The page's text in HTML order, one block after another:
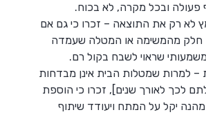
פעולה ובכל מקרה, לא בכוח.
לא רק את התוצאה – זכרו כי גם אם
חלק מהמשימה או המטלה שעמדה
שראוי לשבח בקול רם.
– למרות שמטלות הבית אינן מבדחות
לכך לאורך שנים], זכרו כי הוספת
יקל על המתח ויעודד שיתוף